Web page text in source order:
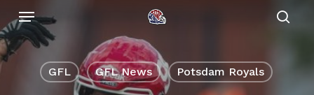
Skip
to
main
content
Menu
GFL GFL News Potsdam Royals